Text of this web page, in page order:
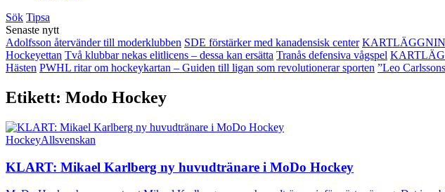
Sök Tipsa
Senaste nytt
Adolfsson återvänder till moderklubben SDE förstärker med kanadensisk center
Hockeyettan Två klubbar nekas elitlicens – dessa kan ersätta Tranås defensiva vågspel
Hästen PWHL ritar om hockeykartan – Guiden till ligan som revolutionerar sporten ”Leo
Etikett: Modo Hockey
HockeyAllsvenskan
KLART: Mikael Karlberg ny huvudtränare i MoDo Hockey